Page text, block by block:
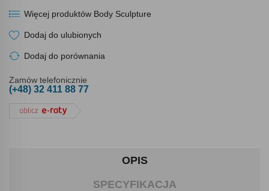
Więcej produktów Body Sculpture
Dodaj do ulubionych
Dodaj do porównania
Zamów telefonicznie
(+48) 32 411 88 77
OPIS
SPECYFIKACJA